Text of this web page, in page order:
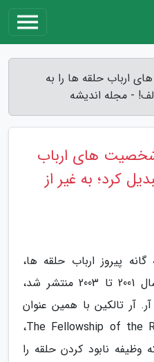
حلقه ها را به
- مجله اندیشه
های ارباب
کرد؛ به غیر از
پیروز ارباب حلقه ها،
ساخته پیتر جکسون که از سال 2001 تا 2003 منتشر شد،
آر تالکین با همین عنوان
بودند. اولین فیلم با نام The Fellowship of the Ring،
نابود کردن حلقه را